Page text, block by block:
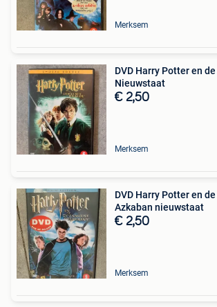
Merksem
DVD Harry Potter en
Nieuwstaat
€ 2,50
Merksem
DVD Harry Potter en
Azkaban nieuwstaat
€ 2,50
Merksem